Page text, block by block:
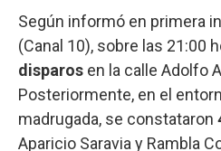
Según informó en primera
(Canal 10), sobre las 21:00
disparos en la calle Adolfo
Posteriormente, en el
madrugada, se constataron
Aparicio Saravia y Rambla